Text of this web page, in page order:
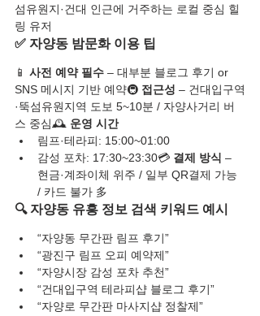
섬유원지·건대 인근에 거주하는 로컬 중심 힐
링 유저
✅ 자양동 밤문화 이용 팁
📱 사전 예약 필수 – 대부분 블로그 후기 or
SNS 메시지 기반 예약🚇 접근성 – 건대입구역
·뚝섬유원지역 도보 5~10분 / 자양사거리 버
스 중심🕰️ 운영 시간
림프·테라피: 15:00~01:00
감성 포차: 17:30~23:30💳 결제 방식 –
현금·계좌이체 위주 / 일부 QR결제 가능
/ 카드 불가 多
🔍 자양동 유흥 정보 검색 키워드 예시
“자양동 무간판 림프 후기”
“광진구 림프 오피 예약제”
“자양시장 감성 포차 추천”
“건대입구역 테라피샵 블로그 후기”
“자양로 무간판 마사지샵 정찰제”